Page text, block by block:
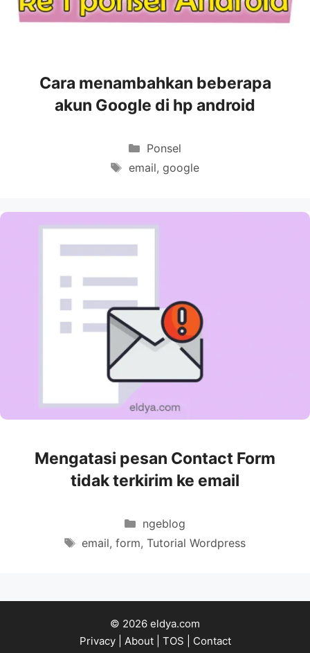
Cara menambahkan beberapa
akun Google di hp android
Categories
Ponsel
Tags
email, google
Mengatasi pesan Contact Form
tidak terkirim ke email
Categories
ngeblog
Tags
email,form,Tutorial Wordpress
© 2026 eldya.com
Privacy| About| TOS Contact